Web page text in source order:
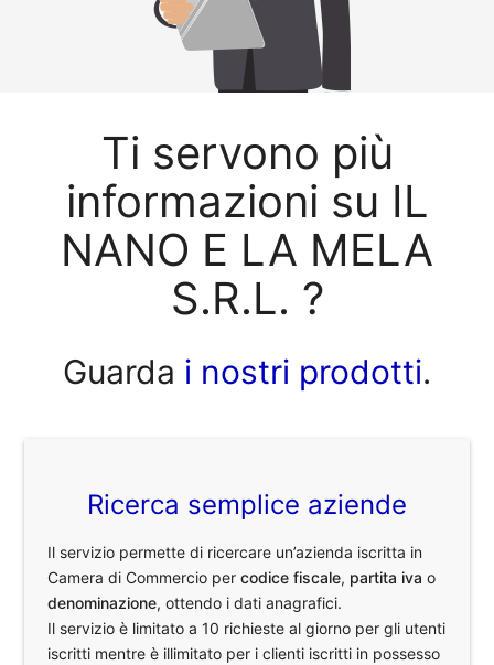
Ti servono più
informazioni su IL
NANO E LA MELA
S.R.L. ?
Guarda i nostri prodotti.
Ricerca semplice aziende
Il servizio permette di ricercare un’azienda iscritta in
Camera di Commercio percodice fiscale, partita iva o
denominazione, ottendo i dati anagrafici.
Il servizio è limitato a 10 richieste al giorno per gli utenti
iscritti mentre è illimitato per i clienti iscritti in possesso